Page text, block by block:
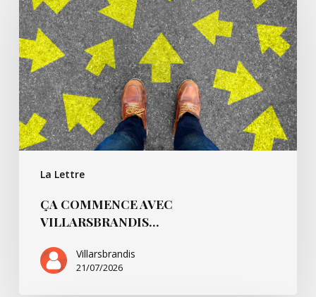
La Lettre
avec
Villarsbrandis…
ÇA COMMENCE AVEC
VILLARSBRANDIS…
Villarsbrandis
21/07/2026